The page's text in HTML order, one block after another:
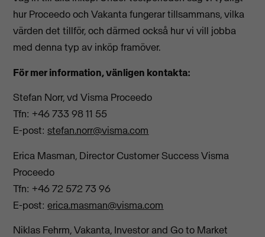
hur Proceedo och Vakanta fungerar tillsammans, vilka
värden det tillför, och därmed också hur vi vill jobba
med denna typ av inköp framöver.
För mer information, vänligen kontakta:
Stefan Norr, vd Visma Proceedo
Tfn: +46 733 98 11 55
E-post:stefan.norr@visma.com
Erica Masman, Director Customer Success Visma
Proceedo
Tfn: +46 72 572 73 96
E-post:erica.masman@visma.com
Niklas Fehrm, Vakanta, Investor and Go to Market